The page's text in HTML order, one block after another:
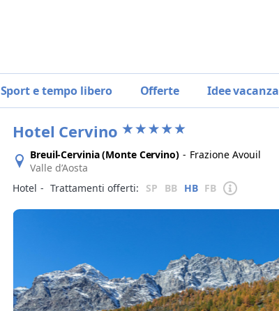
Sport e tempo libero Offerte Idee vacanza
Hotel Cervino
Breuil-Cervinia (Monte Cervino) - Frazione Avouil
Valle d’Aosta
Hotel ‐ Trattamenti offerti: SP BB HB FB